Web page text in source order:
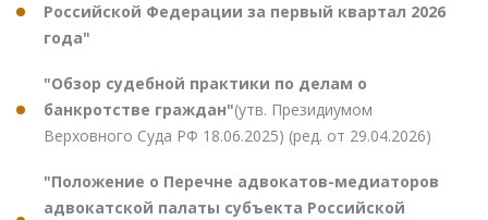
Российской Федерации за первый квартал 2026
года"
"Обзор судебной практики по делам о
банкротстве граждан"(утв. Президиумом
Верховного Суда РФ 18.06.2025) (ред. от 29.04.2026)
"Положение о Перечне адвокатов-медиаторов
адвокатской палаты субъекта Российской